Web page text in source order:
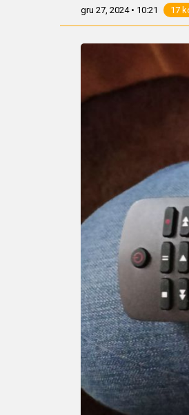
gru 27, 2024• 10:21 17